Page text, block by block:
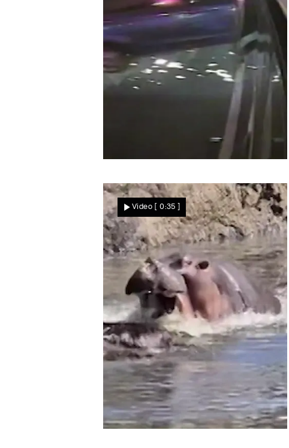
Autofahrerin will
ausweichen – und fliegt in
einen Linienbus!
Nachrichten
Video [ 0:35 ]